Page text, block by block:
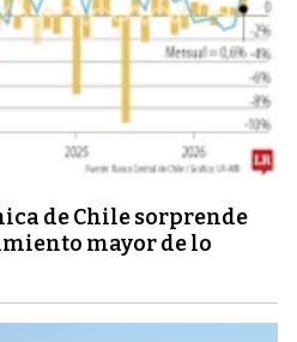
de Chile sorprende
mayor de lo